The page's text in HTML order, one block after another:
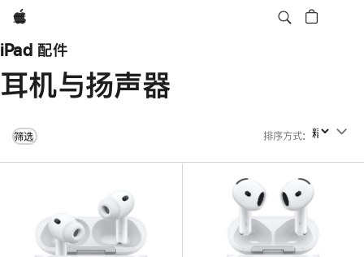
Apple
iPad 配件
耳机与扬声器
筛选 排序方式: 排序方式